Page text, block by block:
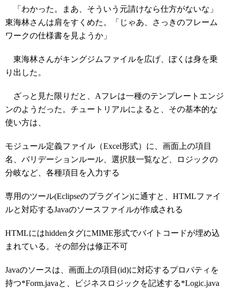
「わかった。まあ、そういう元請けなら仕方がないな」
東海林さんは肩をすくめた。「じゃあ、さっきのフレーム
ワークの仕様書を見ようか」
東海林さんがキングジムファイルを広げ、ぼくは身を乗
り出した。
ざっと見た限りだと、Aフレは一種のテンプレートエンジ
ンのようだった。チュートリアルによると、その基本的な
使い方は、
モジュール定義ファイル（Excel形式）に、画面上の項目
名、バリデーションルール、選択肢一覧など、ロジックの
分岐など、各種項目を入力する
専用のツール(Eclipseのプラグイン)に通すと、HTMLファイ
ルと対応するJavaのソースファイルが作成される
HTMLにはhiddenタグにMIME形式でバイトコードが埋め込
まれている。その部分は修正不可
Javaのソースは、画面上の項目(id)に対応するプロパティを
持つ*Form.javaと、ビジネスロジックを記述する*Logic.java